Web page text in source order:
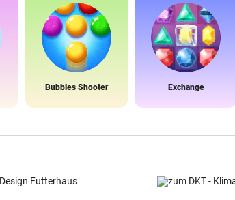
Bubbles Shooter Exchange